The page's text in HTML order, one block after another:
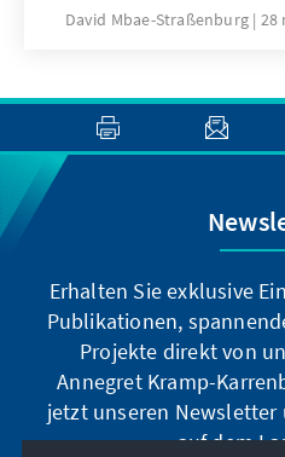
welche durch eine
Oppositionelle und
Zivilgesellschaft vor.
politischen
Gleichzeitig versucht die
Reformagenda
steht – einmal mehr –
David Mbae-Straßenburg 28
Erhalten Sie exklusive
Publikationen,
Projekte direkt von
Annegret Kramp-
jetzt unseren
auf dem